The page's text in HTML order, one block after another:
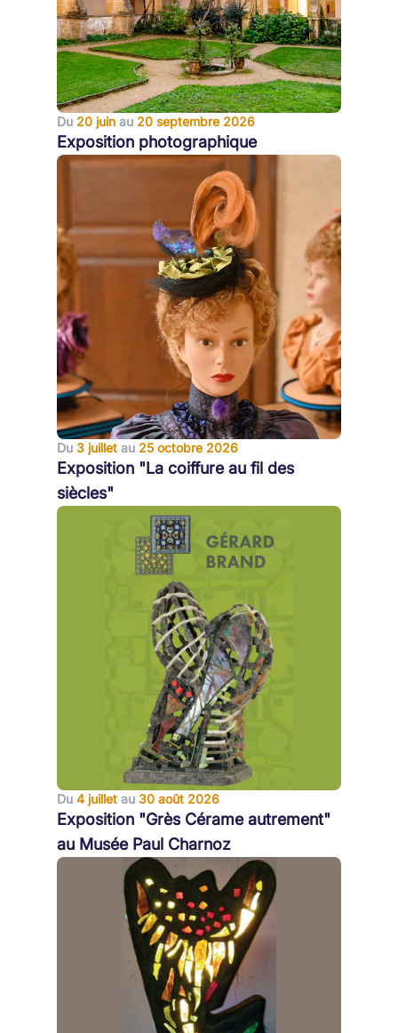
Du 20 juin au 20 septembre 2026
Exposition photographique
Du 3 juillet au 25 octobre 2026
Exposition "La coiffure au fil des
siècles"
Du 4 juillet au 30 août 2026
Exposition "Grès Cérame autrement"
au Musée Paul Charnoz